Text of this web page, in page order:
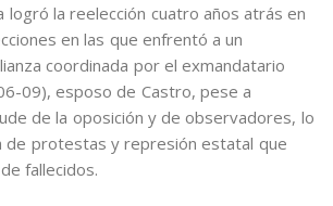
logró la reelección cuatro años atrás en
en las que enfrentó a un
coordinada por el exmandatario
09), esposo de Castro, pese a
de la oposición y de observadores, lo
de protestas y represión estatal que
fallecidos.